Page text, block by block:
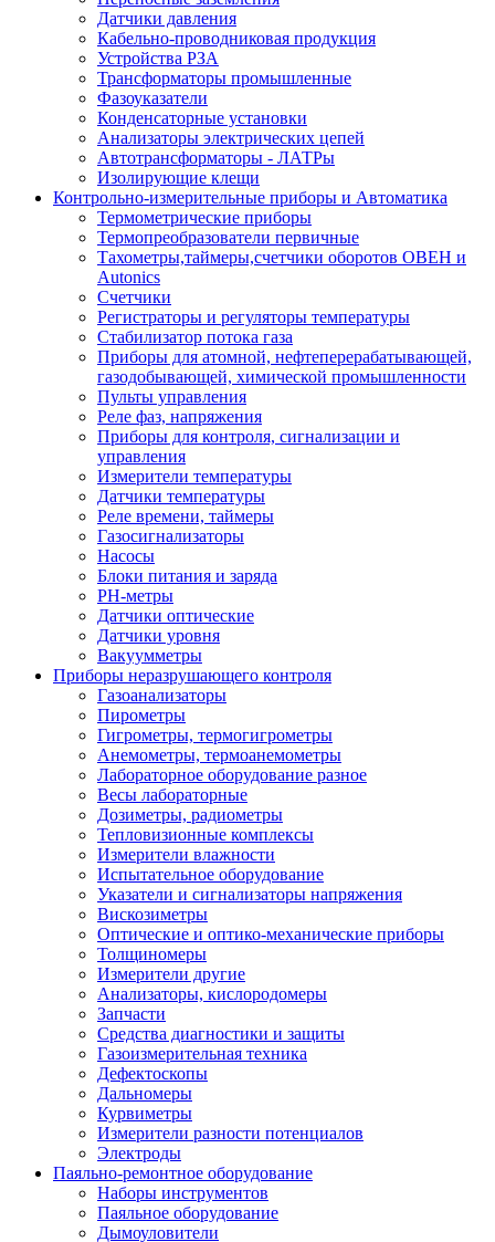
Датчики давления
Кабельно-проводниковая продукция
Устройства РЗА
Трансформаторы промышленные
Фазоуказатели
Конденсаторные установки
Анализаторы электрических цепей
Автотрансформаторы - ЛАТРы
Изолирующие клещи
Контрольно-измерительные приборы и Автоматика
Термометрические приборы
Термопреобразователи первичные
Тахометры,таймеры,счетчики оборотов ОВЕН и
Autonics
Счетчики
Регистраторы и регуляторы температуры
Стабилизатор потока газа
Приборы для атомной, нефтеперерабатывающей,
газодобывающей, химической промышленности
Пульты управления
Реле фаз, напряжения
Приборы для контроля, сигнализации и
управления
Измерители температуры
Датчики температуры
Реле времени, таймеры
Газосигнализаторы
Насосы
Блоки питания и заряда
PH-метры
Датчики оптические
Датчики уровня
Вакуумметры
Приборы неразрушающего контроля
Газоанализаторы
Пирометры
Гигрометры, термогигрометры
Анемометры, термоанемометры
Лабораторное оборудование разное
Весы лабораторные
Дозиметры, радиометры
Тепловизионные комплексы
Измерители влажности
Испытательное оборудование
Указатели и сигнализаторы напряжения
Вискозиметры
Оптические и оптико-механические приборы
Толщиномеры
Измерители другие
Анализаторы, кислородомеры
Запчасти
Средства диагностики и защиты
Газоизмерительная техника
Дефектоскопы
Дальномеры
Курвиметры
Измерители разности потенциалов
Электроды
Паяльно-ремонтное оборудование
Наборы инструментов
Паяльное оборудование
Дымоуловители